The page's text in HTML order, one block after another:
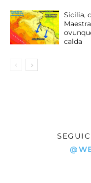
Sicilia,
calda